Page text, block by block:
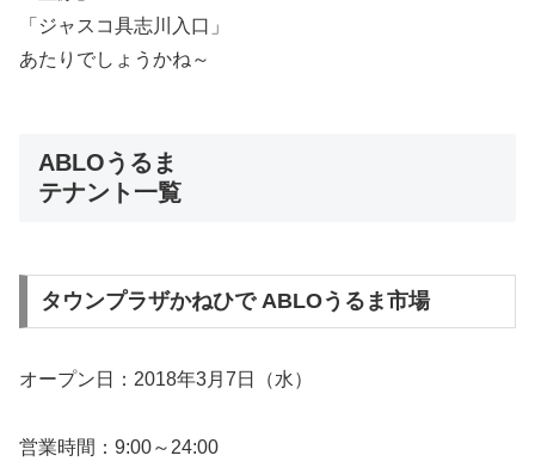
「ジャスコ具志川入口」
あたりでしょうかね～
ABLOうるま
テナント一覧
タウンプラザかねひで ABLOうるま市場
オープン日：2018年3月7日（水）
営業時間：9:00～24:00